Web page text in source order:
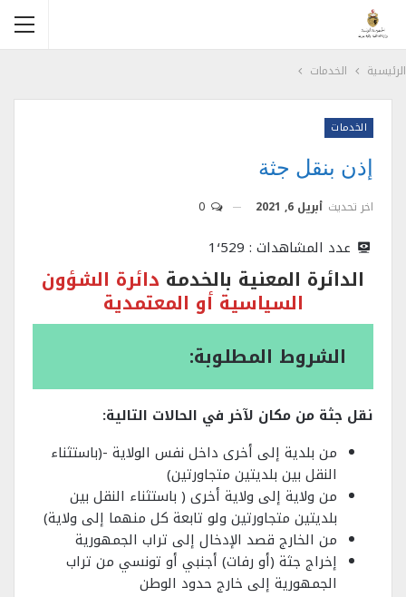
الرئيسية الخدمات
الخدمات
إذن بنقل جثة
اخر تحديث أبريل 6, 2021
عدد المشاهدات : 1٬529
الدائرة المعنية بالخدمة دائرة الشؤون
السياسية أو المعتمدية
الشروط المطلوبة:
نقل جثة من مكان لآخر في الحالات التالية:
من بلدية إلى أخرى داخل نفس الولاية -(باستثناء
النقل بين بلديتين متجاورتين)
من ولاية إلى ولاية أخرى ( باستثناء النقل بين
بلديتين متجاورتين ولو تابعة كل منهما إلى ولاية)
من الخارج قصد الإدخال إلى تراب الجمهورية
إخراج جثة (أو رفات) أجنبي أو تونسي من تراب
الجمهورية إلى خارج حدود الوطن